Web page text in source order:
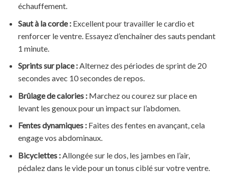
échauffement.
Saut à la corde :Excellent pour travailler le cardio et
renforcer le ventre. Essayez d’enchaîner des sauts pendant
1 minute.
Sprints sur place :Alternez des périodes de sprint de 20
secondes avec 10 secondes de repos.
Brûlage de calories :Marchez ou courez sur place en
levant les genoux pour un impact sur l’abdomen.
Fentes dynamiques :Faites des fentes en avançant, cela
engage vos abdominaux.
Bicyclettes :Allongée sur le dos, les jambes en l’air,
pédalez dans le vide pour un tonus ciblé sur votre ventre.